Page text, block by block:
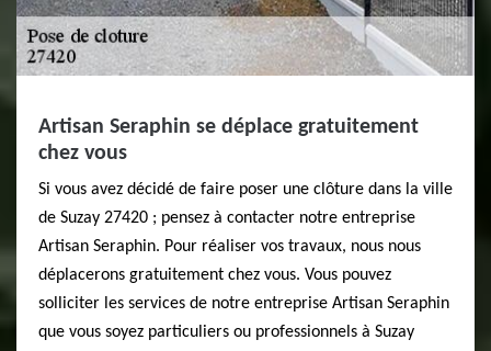
Artisan Seraphin se déplace gratuitement
chez vous
Si vous avez décidé de faire poser une clôture dans la ville
de Suzay 27420 ; pensez à contacter notre entreprise
Artisan Seraphin. Pour réaliser vos travaux, nous nous
déplacerons gratuitement chez vous. Vous pouvez
solliciter les services de notre entreprise Artisan Seraphin
que vous soyez particuliers ou professionnels à Suzay